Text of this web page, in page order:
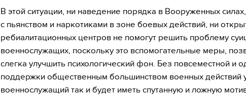
В этой ситуации, ни наведение порядка в Вооруженных
с пьянством и наркотиками в зоне боевых действий, ни
ребиалитационных центров не помогут решить проблему
военнослужащих, поскольку это вспомогательные меры,
слегка улучшить психологический фон. Без повсеместной и
поддержки общественным большинством военных действий
военнослужащий так и будет иметь спутанную и ложную